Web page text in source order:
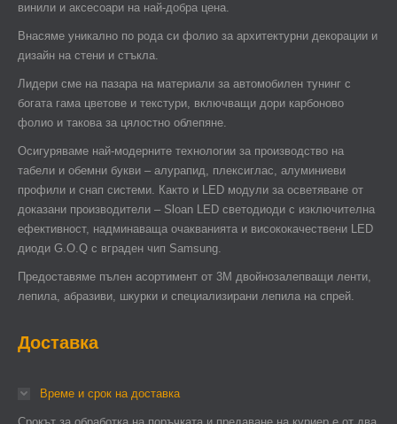
винили и аксесоари на най-добра цена.
Внасяме уникално по рода си фолио за архитектурни декорации и
дизайн на стени и стъкла.
Лидери сме на пазара на материали за автомобилен тунинг с
богата гама цветове и текстури, включващи дори карбоново
фолио и такова за цялостно облепяне.
Осигуряваме най-модерните технологии за производство на
табели и обемни букви – алурапид, плексиглас, алуминиеви
профили и снап системи. Както и LED модули за осветяване от
доказани производители – Sloan LED светодиоди с изключителна
ефективност, надминаваща очакванията и висококачествени LED
диоди G.O.Q с вграден чип Samsung.
Предоставяме пълен асортимент от 3М двойнозалепващи ленти,
лепила, абразиви, шкурки и специализирани лепила на спрей.
Доставка
Време и срок на доставка